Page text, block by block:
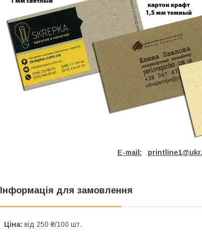
E-mail:
Інформація для замовлення
Ціна: від 250 ₴/100 шт.